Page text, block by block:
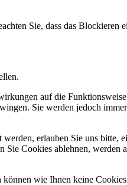
Sie, dass das
auf die
Sie werden jedoch
erlauben Sie uns bitte,
Cookies ablehnen, werden
wie Ihnen keine